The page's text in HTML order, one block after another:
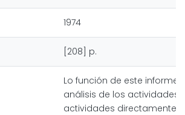
1974
[208] p.
Lo función de este informe
análisis de los activi­dades
actividades directamente